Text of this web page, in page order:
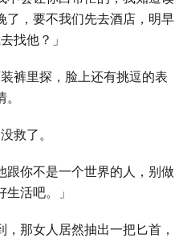
了，要不我们先去酒店，明早
找他？」
裤里探，脸上还有挑逗的表
。
救了。
跟你不是一个世界的人，别做
活吧。」
那女人居然抽出一把匕首，